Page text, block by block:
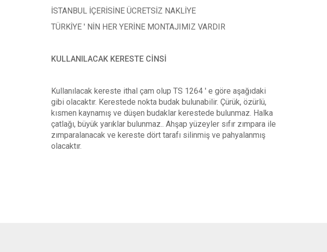
İSTANBUL İÇERİSİNE ÜCRETSİZ NAKLİYE
TÜRKİYE ' NİN HER YERİNE MONTAJIMIZ VARDIR
KULLANILACAK KERESTE CİNSİ
Kullanılacak kereste ithal çam olup TS 1264 ' e göre aşağıdaki
gibi olacaktır. Kerestede nokta budak bulunabilir. Çürük, özürlü,
kısmen kaynamış ve düşen budaklar kerestede bulunmaz. Halka
çatlağı, büyük yarıklar bulunmaz.. Ahşap yüzeyler sıfır zımpara ile
zımparalanacak ve kereste dört tarafı silinmiş ve pahyalanmış
olacaktır.